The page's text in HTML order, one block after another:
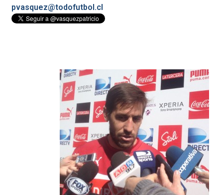
pvasquez@todofutbol.cl